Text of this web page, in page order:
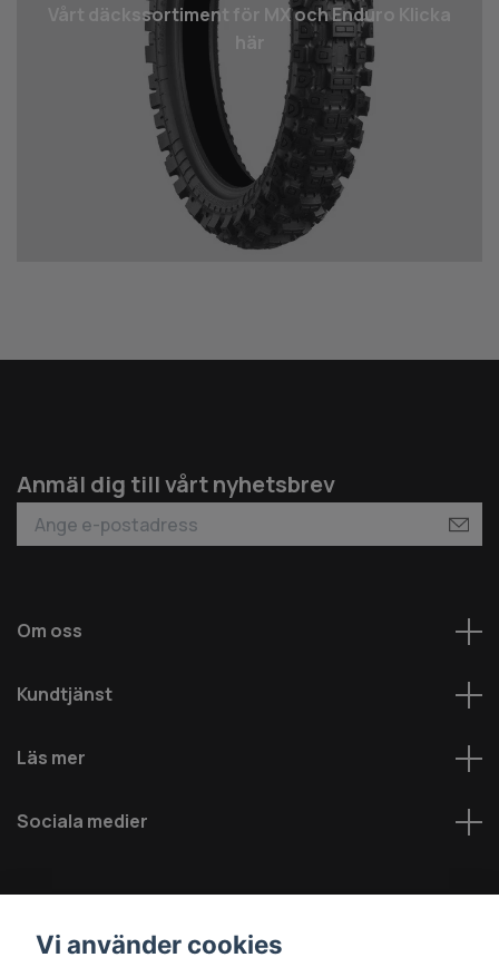
Vårt däcks­sortiment för MX och Enduro Klicka
Anmäl dig till vårt nyhetsbrev
Om oss
Kundtjänst
Läs mer
Sociala medier
Vi använder cookies